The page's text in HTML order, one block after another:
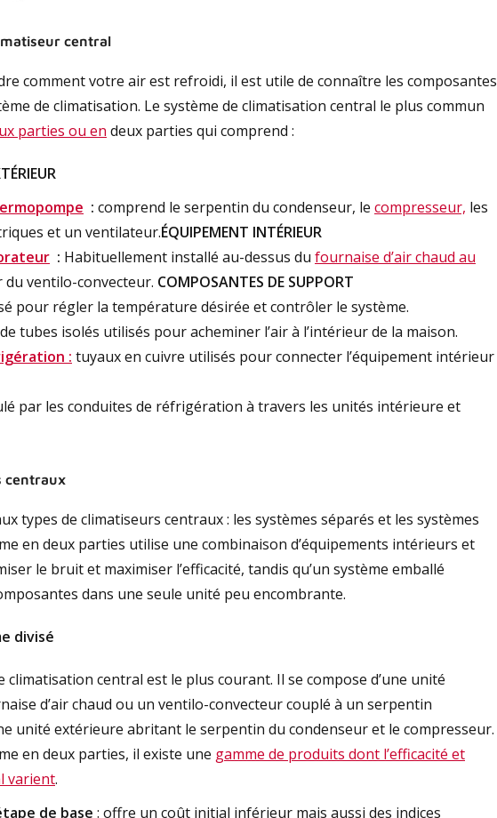
central
comment votre air est refroidi, il est utile de connaître les composantes
de climatisation. Le système de climatisation central le plus commun
parties ou en deux parties qui comprend :
: comprend le serpentin du condenseur, le compresseur, les
et un ventilateur.ÉQUIPEMENT INTÉRIEUR
: Habituellement installé au-dessus du fournaise d’air chaud au
du ventilo-convecteur. COMPOSANTES DE SUPPORT
pour régler la température désirée et contrôler le système.
tubes isolés utilisés pour acheminer l’air à l’intérieur de la maison.
: tuyaux en cuivre utilisés pour connecter l’équipement intérieur
par les conduites de réfrigération à travers les unités intérieure et
centraux
types de climatiseurs centraux : les systèmes séparés et les systèmes
en deux parties utilise une combinaison d’équipements intérieurs et
le bruit et maximiser l’efficacité, tandis qu’un système emballé
dans une seule unité peu encombrante.
divisé
climatisation central est le plus courant. Il se compose d’une unité
d’air chaud ou un ventilo-convecteur couplé à un serpentin
unité extérieure abritant le serpentin du condenseur et le compresseur.
en deux parties, il existe une gamme de produits dont l’efficacité et
varient.
de base : offre un coût initial inférieur mais aussi des indices